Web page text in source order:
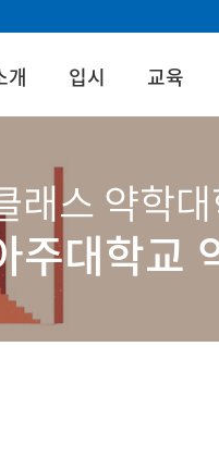
개 입시 교육
래스 약학
주대학교